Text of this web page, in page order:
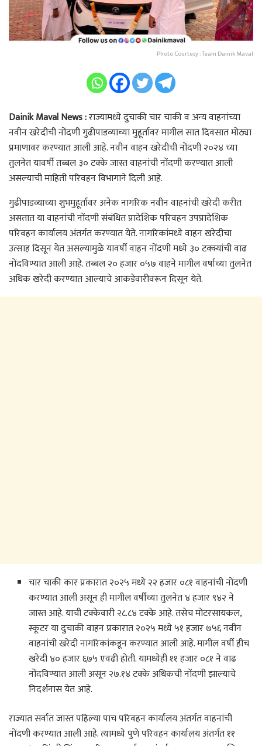
Photo Courtesy : Team Dainik Maval
Dainik Maval News :राज्यामध्ये दुचाकी चार चाकी व अन्य वाहनांच्या
नवीन खरेदीची नोंदणी गुढीपाडव्याच्या मुहूर्तावर मागील सात दिवसात मोठ्या
प्रमाणावर करण्यात आली आहे. नवीन वाहन खरेदीची नोंदणी २०२४ च्या
तुलनेत यावर्षी तब्बल ३० टक्के जास्त वाहनांची नोंदणी करण्यात आली
असल्याची माहिती परिवहन विभागाने दिली आहे.
गुढीपाडव्याच्या शुभमुहूर्तावर अनेक नागरिक नवीन वाहनांची खरेदी करीत
असतात या वाहनांची नोंदणी संबंधित प्रादेशिक परिवहन उपप्रादेशिक
परिवहन कार्यालय अंतर्गत करण्यात येते. नागरिकांमध्ये वाहन खरेदीचा
उत्साह दिसून येत असल्यामुळे यावर्षी वाहन नोंदणी मध्ये ३० टक्क्यांची वाढ
नोंदविण्यात आली आहे. तब्बल २० हजार ०५७ वाहने मागील वर्षाच्या तुलनेत
अधिक खरेदी करण्यात आल्याचे आकडेवारीवरून दिसून येते.
चार चाकी कार प्रकारात २०२५ मध्ये २२ हजार ०८१ वाहनांची नोंदणी
करण्यात आली असून ही मागील वर्षीच्या तुलनेत ४ हजार ९४२ ने
जास्त आहे. याची टक्केवारी २८.८४ टक्के आहे. तसेच मोटरसायकल,
स्कूटर या दुचाकी वाहन प्रकारात २०२५ मध्ये ५१ हजार ७५६ नवीन
वाहनांची खरेदी नागरिकांकडून करण्यात आली आहे. मागील वर्षी हीच
खरेदी ४० हजार ६७५ एवढी होती. यामध्येही ११ हजार ०८१ ने वाढ
नोंदविण्यात आली असून २७.१४ टक्के अधिकची नोंदणी झाल्याचे
निदर्शनास येत आहे.
राज्यात सर्वात जास्त पहिल्या पाच परिवहन कार्यालय अंतर्गत वाहनांची
नोंदणी करण्यात आली आहे. त्यामध्ये पुणे परिवहन कार्यालय अंतर्गत ११